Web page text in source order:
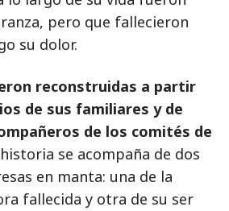
pero que fallecieron
su dolor.
reconstruidas a partir
de sus familiares y de
de los comités de
se acompaña de dos
en manta: una de la
fallecida y otra de su ser